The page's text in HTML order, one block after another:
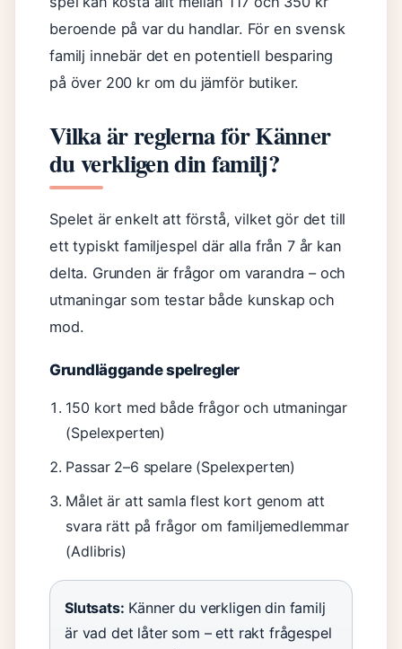
beroende på var du handlar. För en svensk
familj innebär det en potentiell besparing
på över 200 kr om du jämför butiker.
Vilka är reglerna för Känner
du verkligen din familj?
Spelet är enkelt att förstå, vilket gör det till
ett typiskt familjespel där alla från 7 år kan
delta. Grunden är frågor om varandra – och
utmaningar som testar både kunskap och
mod.
Grundläggande spelregler
150 kort med både frågor och utmaningar
(Spelexperten)
Passar 2–6 spelare (Spelexperten)
Målet är att samla flest kort genom att
svara rätt på frågor om familjemedlemmar
(Adlibris)
Slutsats: Känner du verkligen din familj
är vad det låter som – ett rakt frågespel